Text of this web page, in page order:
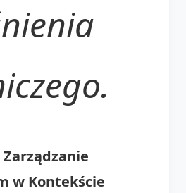
w Kontekście